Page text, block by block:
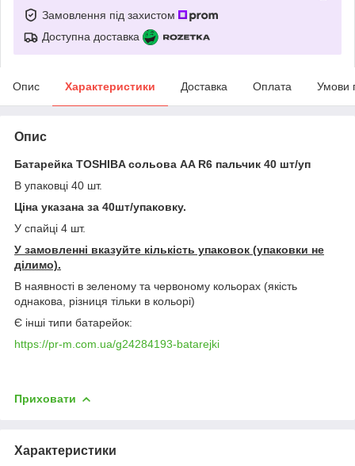
Замовлення під захистом
Доступна доставка
Опис Характеристики Доставка Оплата Умови
Опис
Батарейка TOSHIBA сольова AA R6 пальчик 40 шт/уп
В упаковці 40 шт.
Ціна указана за 40шт/упаковку.
У спайці 4 шт.
У замовленні вказуйте кількість упаковок (упаковки не
ділимо).
В наявності в зеленому та червоному кольорах (якість
однакова, різниця тільки в кольорі)
Є інші типи батарейок:
https://pr-m.com.ua/g24284193-batarejki
Приховати
Характеристики